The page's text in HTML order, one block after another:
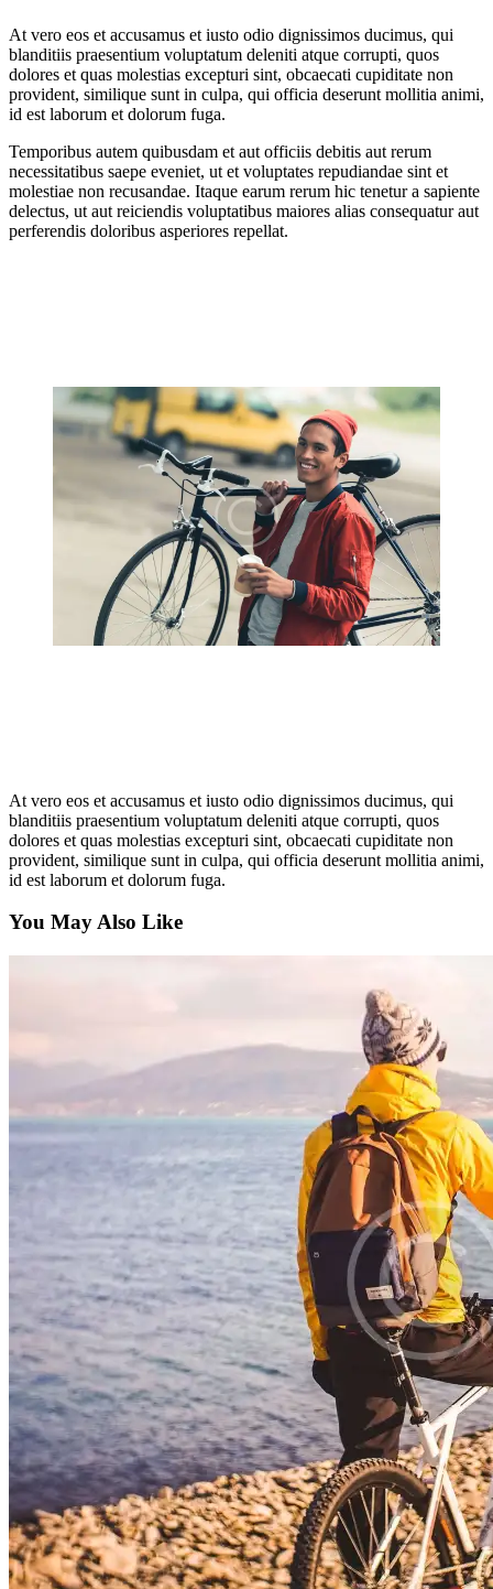
At vero eos et accusamus et iusto odio dignissimos ducimus, qui
blanditiis praesentium voluptatum deleniti atque corrupti, quos
dolores et quas molestias excepturi sint, obcaecati cupiditate non
provident, similique sunt in culpa, qui officia deserunt mollitia animi,
id est laborum et dolorum fuga.
Temporibus autem quibusdam et aut officiis debitis aut rerum
necessitatibus saepe eveniet, ut et voluptates repudiandae sint et
molestiae non recusandae. Itaque earum rerum hic tenetur a sapiente
delectus, ut aut reiciendis voluptatibus maiores alias consequatur aut
perferendis doloribus asperiores repellat.
At vero eos et accusamus et iusto odio dignissimos ducimus, qui
blanditiis praesentium voluptatum deleniti atque corrupti, quos
dolores et quas molestias excepturi sint, obcaecati cupiditate non
provident, similique sunt in culpa, qui officia deserunt mollitia animi,
id est laborum et dolorum fuga.
You May Also Like